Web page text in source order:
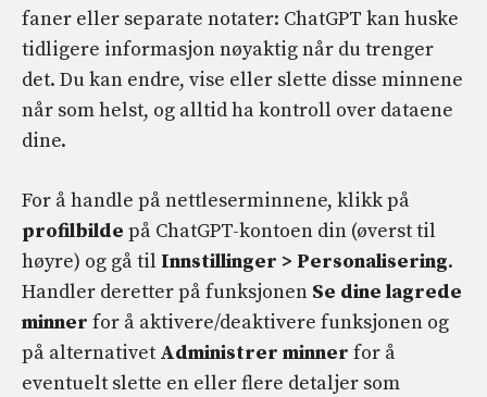
faner eller separate notater: ChatGPT kan huske
tidligere informasjon nøyaktig når du trenger
det. Du kan endre, vise eller slette disse minnene
når som helst, og alltid ha kontroll over dataene
dine.
For å handle på nettleserminnene, klikk på
profilbilde på ChatGPT-kontoen din (øverst til
høyre) og gå til Innstillinger > Personalisering.
Handler deretter på funksjonen Se dine lagrede
minner for å aktivere/deaktivere funksjonen og
på alternativet Administrer minner for å
eventuelt slette en eller flere detaljer som